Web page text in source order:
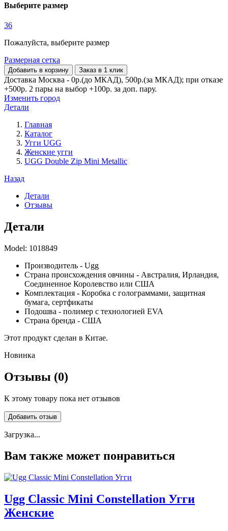
Выберите размер
36
Пожалуйста, выберите размер
Размерная сетка
Добавить в корзину Заказ в 1 клик
Доставка Москва - 0р.(до МКАД), 500р.(за МКАД); при отказе
+500р. 2 пары на выбор +100р. за доп. пару.
Изменить город
Детали
Главная
Каталог
Угги UGG
Женские угги
UGG Double Zip Mini Metallic
Назад
Детали
Отзывы
Детали
Model: 1018849
Производитель - Ugg
Страна происхождения овчины - Австралия, Ирландия,
Соединенное Королевство или США
Комплектация - Коробка с голограммами, защитная
бумага, сертфикаты
Подошва - полимер с технологией EVA
Страна бренда - США
Этот продукт сделан в Китае.
Новинка
Отзывы (0)
К этому товару пока нет отзывов
Добавить отзыв
Загрузка...
Вам также может понравиться
Ugg Classic Mini Constellation Угги
Женские